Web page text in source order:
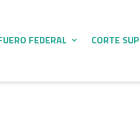
FEDERAL CORTE